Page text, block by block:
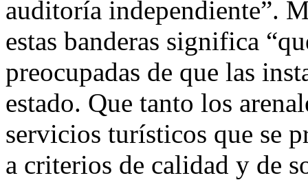
auditoría independiente”.
estas banderas significa
preocupadas de que las
estado. Que tanto los
servicios turísticos que se
a criterios de calidad y de